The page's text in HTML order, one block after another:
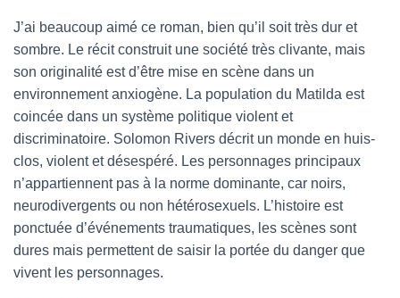
J’ai beaucoup aimé ce roman, bien qu’il soit très dur et
sombre. Le récit construit une société très clivante, mais
son originalité est d’être mise en scène dans un
environnement anxiogène. La population du Matilda est
coincée dans un système politique violent et
discriminatoire. Solomon Rivers décrit un monde en huis-
clos, violent et désespéré. Les personnages principaux
n’appartiennent pas à la norme dominante, car noirs,
neurodivergents ou non hétérosexuels. L’histoire est
ponctuée d’événements traumatiques, les scènes sont
dures mais permettent de saisir la portée du danger que
vivent les personnages.